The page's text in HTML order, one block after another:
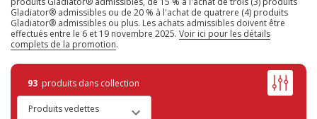
Gladiator® admissibles ou de 20 % à l'achat de quatrere (4) produits
Gladiator® admissibles ou plus. Les achats admissibles doivent être
effectués entre le 6 et 19 novembre 2025. Voir ici pour les détails
complets de la promotion.
93 produits dans collection